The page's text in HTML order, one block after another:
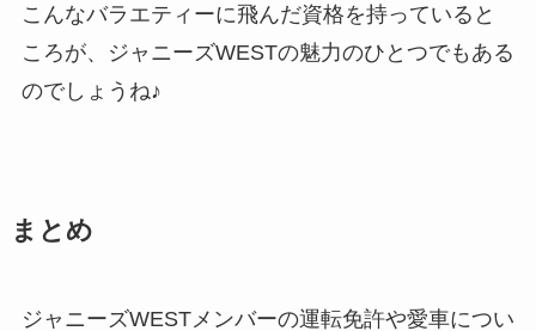
こんなバラエティーに飛んだ資格を持っていると
ころが、ジャニーズWESTの魅力のひとつでもある
のでしょうね♪
まとめ
ジャニーズWESTメンバーの運転免許や愛車につい